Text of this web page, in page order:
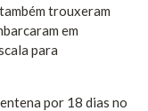
trouxeram
em
para
por 18 dias no